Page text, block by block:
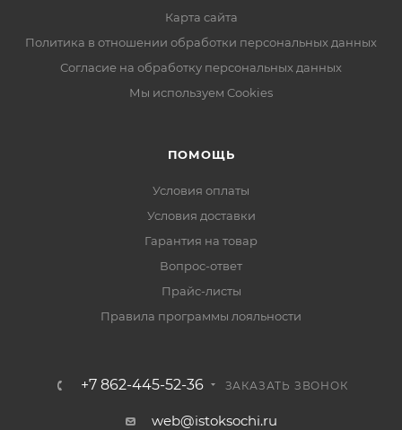
Карта сайта
Политика в отношении обработки персональных данных
Согласие на обработку персональных данных
Мы используем Cookies
ПОМОЩЬ
Условия оплаты
Условия доставки
Гарантия на товар
Вопрос-ответ
Прайс-листы
Правила программы лояльности
+7 862-445-52-36 ЗАКАЗАТЬ ЗВОНОК
web@istoksochi.ru